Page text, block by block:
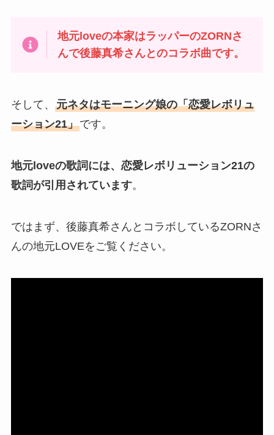
地元loveの本家はラッパーのZORNさ
んで後藤真希さんとのコラボ曲です。
そして、 元ネタはモーニング娘の「恋愛レボリュ
ーション21」です。
地元loveの歌詞には、恋愛レボリューション21の
歌詞が引用されています。
ではまず、後藤真希さんとコラボしているZORNさ
んの地元LOVEをご覧ください。